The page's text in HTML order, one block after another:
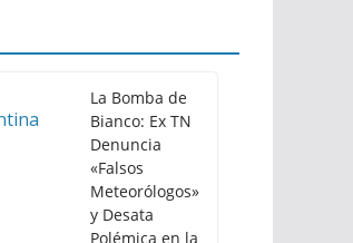
La Bomba de
Bianco: Ex TN
Denuncia
«Falsos
Meteorólogos»
y Desata
Polémica en la